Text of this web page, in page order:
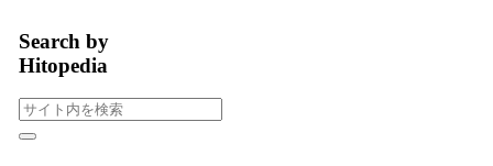
Search by
Hitopedia